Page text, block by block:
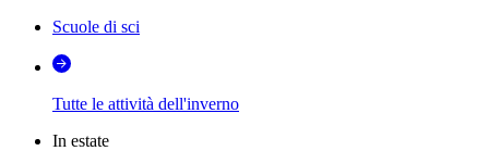
Scuole di sci
Tutte le attività dell'inverno
In estate